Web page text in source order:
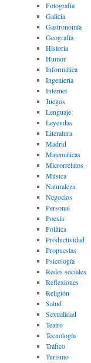
Fotografía
Galicia
Gastronomía
Geografía
Historia
Humor
Informática
Ingeniería
Internet
Juegos
Lenguaje
Leyendas
Literatura
Madrid
Matemáticas
Microrrelatos
Música
Naturaleza
Negocios
Personal
Poesía
Política
Productividad
Propuestas
Psicología
Redes sociales
Reflexiones
Religión
Salud
Sexualidad
Teatro
Tecnología
Tráfico
Turismo